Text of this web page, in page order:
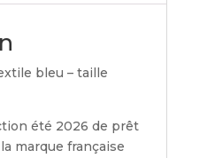
bleu – taille
été 2026 de prêt
marque française